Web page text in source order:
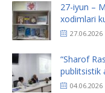
27-iyun –
xodimlari
27.06.2026
“Sharof
publitsistik
04.06.2026